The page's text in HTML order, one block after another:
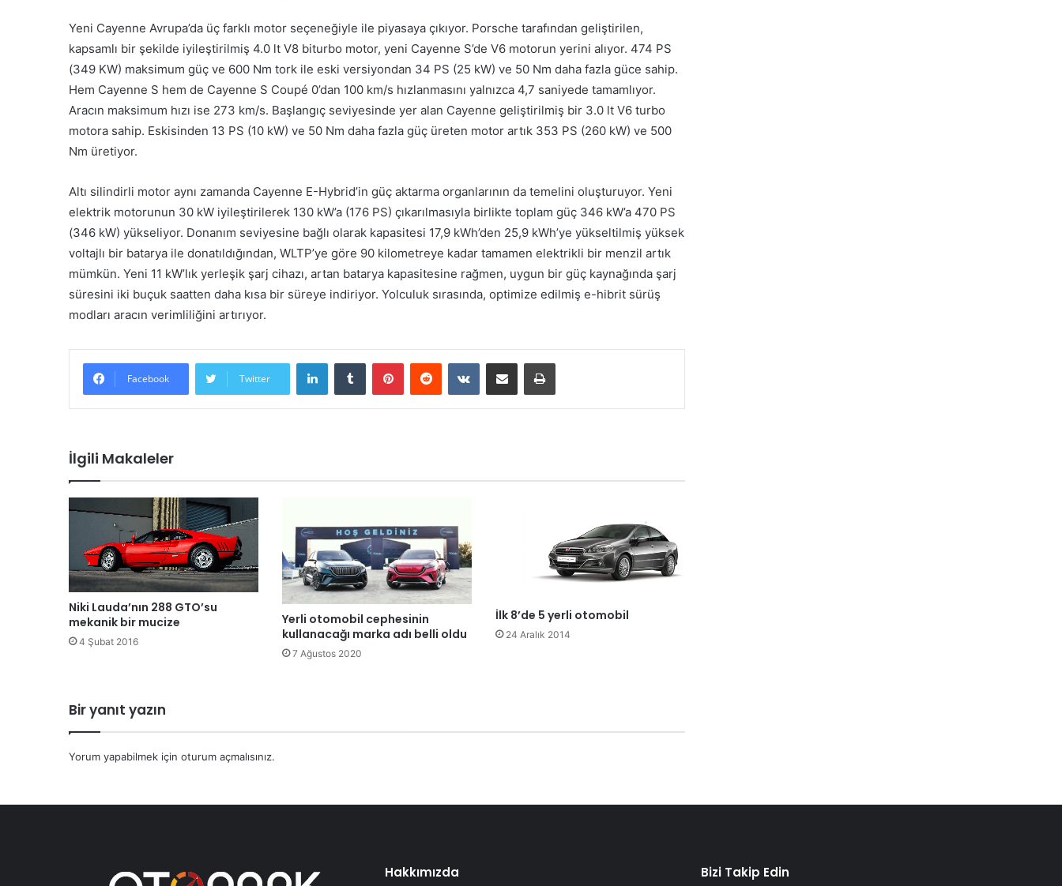
Yeni Cayenne Avrupa’da üç farklı motor seçeneğiyle ile piyasaya çıkıyor. Porsche tarafından geliştirilen,
kapsamlı bir şekilde iyileştirilmiş 4.0 lt V8 biturbo motor, yeni Cayenne S’de V6 motorun yerini alıyor. 474 PS
(349 KW) maksimum güç ve 600 Nm tork ile eski versiyondan 34 PS (25 kW) ve 50 Nm daha fazla güce sahip.
Hem Cayenne S hem de Cayenne S Coupé 0’dan 100 km/s hızlanmasını yalnızca 4,7 saniyede tamamlıyor.
Aracın maksimum hızı ise 273 km/s. Başlangıç seviyesinde yer alan Cayenne geliştirilmiş bir 3.0 lt V6 turbo
motora sahip. Eskisinden 13 PS (10 kW) ve 50 Nm daha fazla güç üreten motor artık 353 PS (260 kW) ve 500
Nm üretiyor.
Altı silindirli motor aynı zamanda Cayenne E-Hybrid’in güç aktarma organlarının da temelini oluşturuyor. Yeni
elektrik motorunun 30 kW iyileştirilerek 130 kW’a (176 PS) çıkarılmasıyla birlikte toplam güç 346 kW’a 470 PS
(346 kW) yükseliyor. Donanım seviyesine bağlı olarak kapasitesi 17,9 kWh’den 25,9 kWh’ye yükseltilmiş yüksek
voltajlı bir batarya ile donatıldığından, WLTP’ye göre 90 kilometreye kadar tamamen elektrikli bir menzil artık
mümkün. Yeni 11 kW’lık yerleşik şarj cihazı, artan batarya kapasitesine rağmen, uygun bir güç kaynağında şarj
süresini iki buçuk saatten daha kısa bir süreye indiriyor. Yolculuk sırasında, optimize edilmiş e-hibrit sürüş
modları aracın verimliliğini artırıyor.
Facebook Twitter
İlgili Makaleler
Niki Lauda’nın 288 GTO’su
mekanik bir mucize
4 Şubat 2016
Yerli otomobil cephesinin
kullanacağı marka adı belli oldu
7 Ağustos 2020
İlk 8’de 5 yerli otomobil
24 Aralık 2014
Bir yanıt yazın
Yorum yapabilmek için oturum açmalısınız.
Hakkımızda Bizi Takip Edin